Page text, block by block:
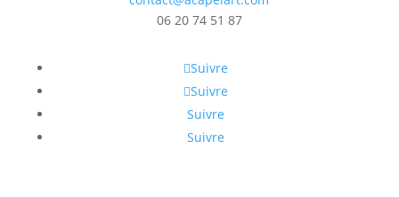
06 20 74 51 87
Suivre
Suivre
Suivre
Suivre